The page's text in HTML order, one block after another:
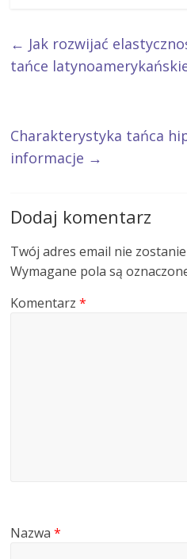
← Jak rozwijać
tańce
Charakterystyka tańca
informacje →
Dodaj komentarz
Twój adres email nie
Wymagane pola są
Komentarz*
Nazwa*